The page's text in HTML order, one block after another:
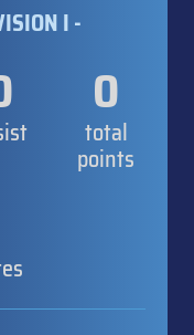
I -
0
total
points